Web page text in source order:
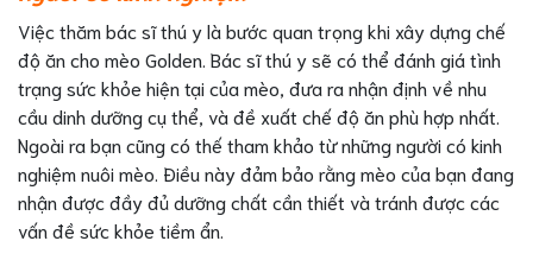
Việc thăm bác sĩ thú y là bước quan trọng khi xây dựng chế
độ ăn cho mèo Golden. Bác sĩ thú y sẽ có thể đánh giá tình
trạng sức khỏe hiện tại của mèo, đưa ra nhận định về nhu
cầu dinh dưỡng cụ thể, và đề xuất chế độ ăn phù hợp nhất.
Ngoài ra bạn cũng có thế tham khảo từ những người có kinh
nghiệm nuôi mèo. Điều này đảm bảo rằng mèo của bạn đang
nhận được đầy đủ dưỡng chất cần thiết và tránh được các
vấn đề sức khỏe tiềm ẩn.